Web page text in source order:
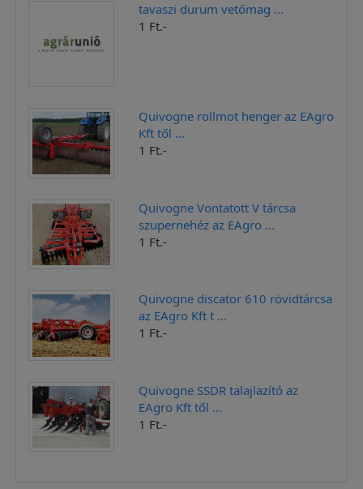
tavaszi durum vetőmag ...
1 Ft.-
Quivogne rollmot henger az EAgro
Kft től ...
1 Ft.-
Quivogne Vontatott V tárcsa
szupernehéz az EAgro ...
1 Ft.-
Quivogne discator 610 rövidtárcsa
az EAgro Kft t ...
1 Ft.-
Quivogne SSDR talajlazító az
EAgro Kft től ...
1 Ft.-